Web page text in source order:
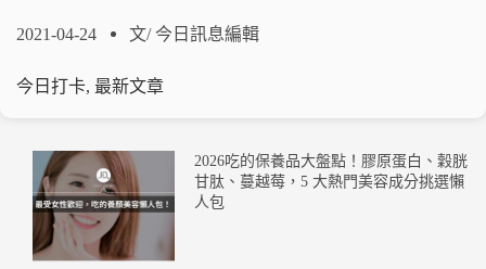
2021-04-24 文/今日訊息編輯
今日打卡, 最新文章
2026吃的保養品大盤點！膠原蛋白、穀胱
甘肽、蔓越莓，5 大熱門美容成分挑選懶
人包